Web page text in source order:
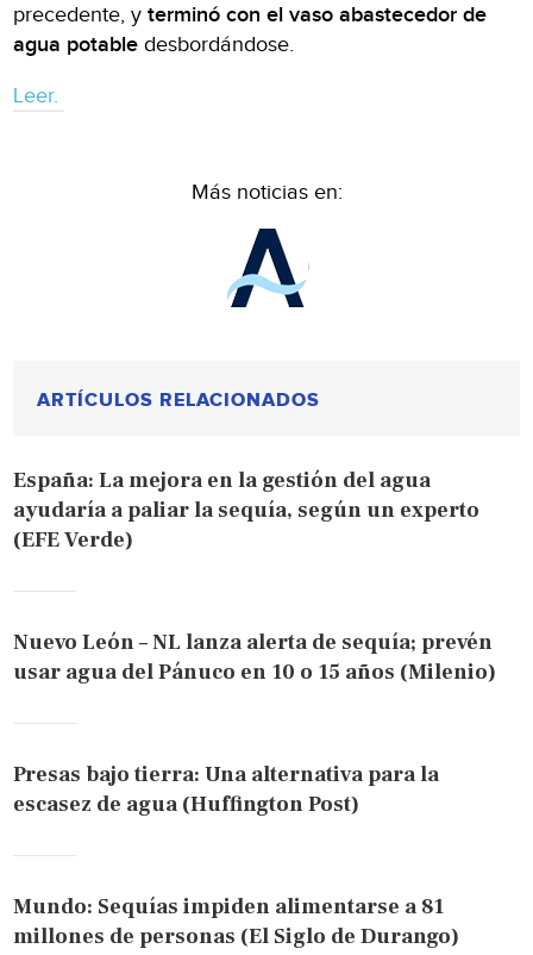
precedente, yterminó con el vaso abastecedor de
agua potable desbordándose.
Leer.
Más noticias en:
ARTÍCULOS RELACIONADOS
España: La mejora en la gestión del agua
ayudaría a paliar la sequía, según un experto
(EFE Verde)
Nuevo León – NL lanza alerta de sequía; prevén
usar agua del Pánuco en 10 o 15 años (Milenio)
Presas bajo tierra: Una alternativa para la
escasez de agua (Huffington Post)
Mundo: Sequías impiden alimentarse a 81
millones de personas (El Siglo de Durango)